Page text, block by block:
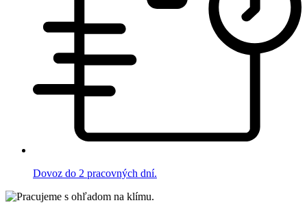
Dovoz do 2 pracovných dní.